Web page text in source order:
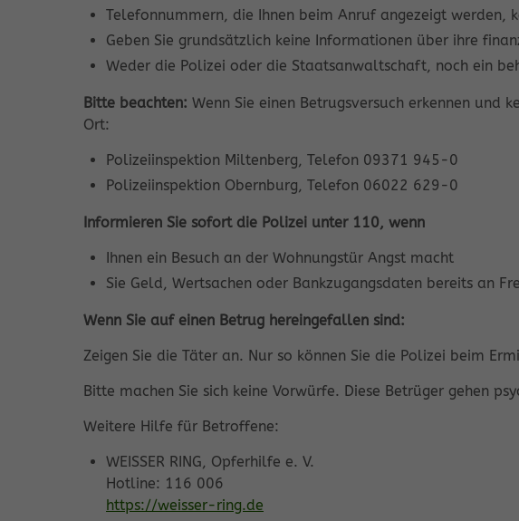
Telefonnummern, die Ihnen beim Anruf angezeigt werden,
Geben Sie grundsätzlich keine Informationen über ihre
Weder die Polizei oder die Staatsanwaltschaft, noch ein
Bitte beachten: Wenn Sie einen Betrugsversuch erkennen
Ort:
Polizeiinspektion Miltenberg, Telefon 09371 945-0
Polizeiinspektion Obernburg, Telefon 06022 629-0
Informieren Sie sofort die Polizei unter 110, wenn
Ihnen ein Besuch an der Wohnungstür Angst macht
Sie Geld, Wertsachen oder Bankzugangsdaten bereits an
Wenn Sie auf einen Betrug hereingefallen sind:
Zeigen Sie die Täter an. Nur so können Sie die Polizei beim
Bitte machen Sie sich keine Vorwürfe. Diese Betrüger gehen
Weitere Hilfe für Betroffene:
WEISSER RING, Opferhilfe e. V.
Hotline: 116 006
https://weisser-ring.de